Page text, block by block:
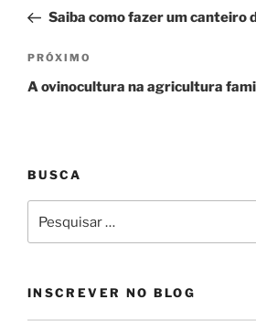
Post
anterior
Saiba como fazer um canteiro
Próximo
post
PRÓXIMO
A ovinocultura na agricultura
BUSCA
por:
INSCREVER NO BLOG